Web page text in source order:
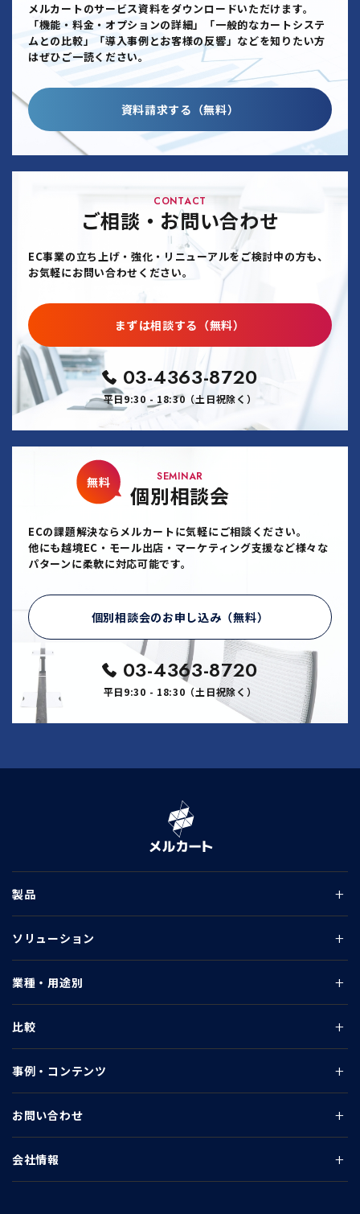
メルカートのサービス資料をダウンロードいただけます。
「機能・料金・オプションの詳細」「一般的なカートシステ
ムとの比較」「導入事例とお客様の反響」などを知りたい方
はぜひご一読ください。
資料請求する（無料）
CONTACT
ご相談・お問い合わせ
EC事業の立ち上げ・強化・リニューアルをご検討中の方も、
お気軽にお問い合わせください。
まずは相談する（無料）
03-4363-8720
平日9:30 - 18:30（土日祝除く）
SEMINAR
個別相談会
無料
ECの課題解決ならメルカートに気軽にご相談ください。
他にも越境EC・モール出店・マーケティング支援など様々な
パターンに柔軟に対応可能です。
個別相談会のお申し込み（無料）
03-4363-8720
平日9:30 - 18:30（土日祝除く）
製品
ソリューション
業種・用途別
比較
事例・コンテンツ
お問い合わせ
会社情報